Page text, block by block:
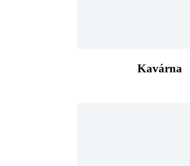
Kavárna